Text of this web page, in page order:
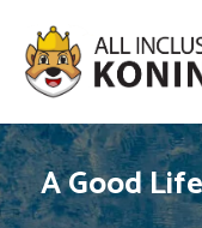
naar
inhoud
A Good